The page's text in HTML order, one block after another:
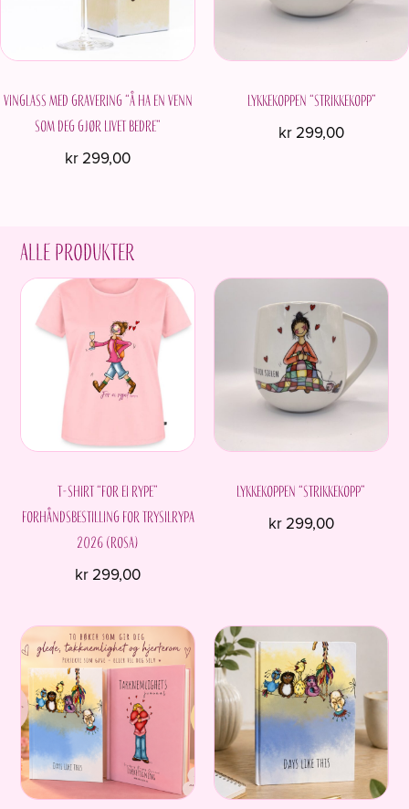
Vinglass med gravering “Å ha en venn
som deg gjør livet bedre”
kr 299,00
Lykkekoppen “Strikkekopp”
kr 299,00
Alle produkter
T-shirt “For ei rype”
Forhåndsbestilling for Trysilrypa
2026 (ROSA)
kr 299,00
produktet
har
flere
varianter.
Alternativene
kan
velges
på
Lykkekoppen “Strikkekopp”
kr299,00